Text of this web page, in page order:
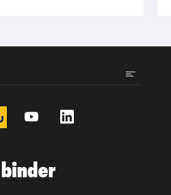
YouTubeLinkedIn